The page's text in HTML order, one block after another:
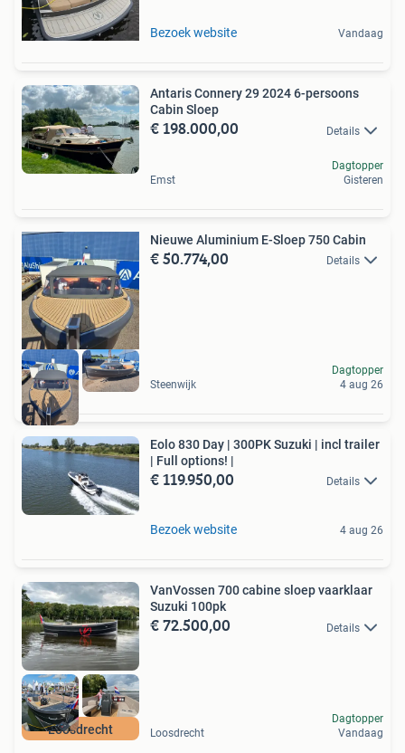
Bezoek website Vandaag
Antaris Connery 29 2024 6-persoons
Cabin Sloep
€ 198.000,00 Details
Emst
Dagtopper
Gisteren
Nieuwe Aluminium E-Sloep 750 Cabin
€ 50.774,00 Details
Steenwijk
Dagtopper
4 aug 26
Eolo 830 Day | 300PK Suzuki | incl trailer
| Full options! |
€ 119.950,00 Details
Bezoek website 4 aug 26
Loosdrecht
VanVossen 700 cabine sloep vaarklaar
Suzuki 100pk
€ 72.500,00 Details
Loosdrecht
Dagtopper
Vandaag